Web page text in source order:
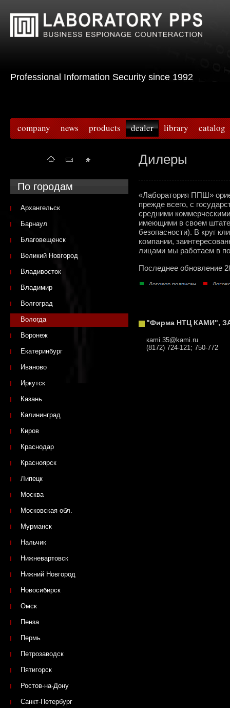
Professional Information Security since 1992
company news products dealer library catalog
Дилеры
«Лаборатория ППШ»
прежде всего, с
средними
имеющими в своем
безопасности). В круг
компании,
лицами мы работаем в
Последнее обновление
"Фирма НТЦ КАМИ",
кami.35@kami.ru
(8172) 724-121; 750-772
По городам
Архангельск
Барнаул
Благовещенск
Великий Новгород
Владивосток
Владимир
Волгоград
Вологда
Воронеж
Екатеринбург
Иваново
Иркутск
Казань
Калининград
Киров
Краснодар
Красноярск
Липецк
Москва
Московская обл.
Мурманск
Нальчик
Нижневартовск
Нижний Новгород
Новосибирск
Омск
Пенза
Пермь
Петрозаводск
Пятигорск
Ростов-на-Дону
Санкт-Петербург